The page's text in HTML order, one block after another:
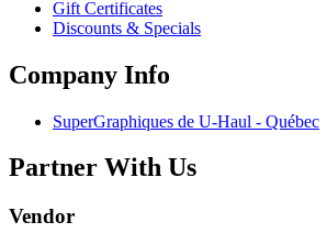
Gift Certificates
Discounts & Specials
Company Info
SuperGraphiques de U-Haul - Québec
Partner With Us
Vendor